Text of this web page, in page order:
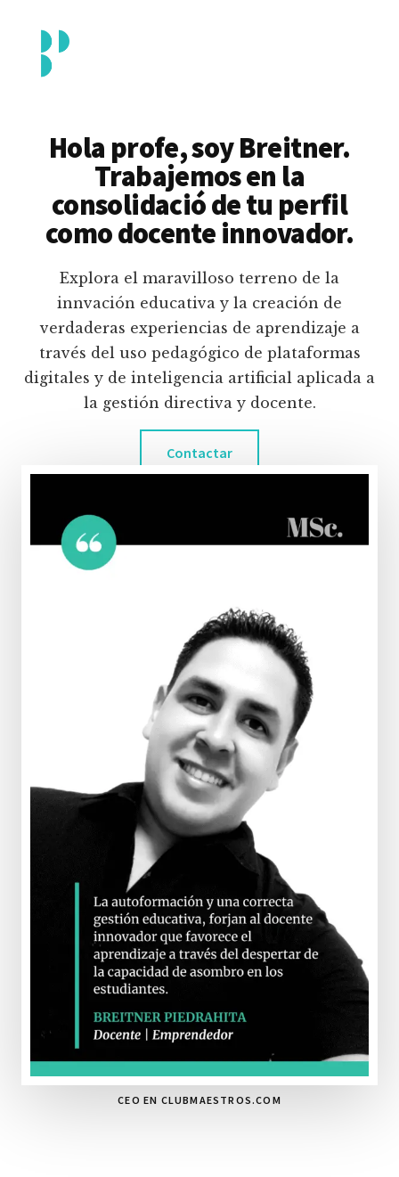
contenido
principal
menu
Piedrahita
docente
pedagógico
educativas
digitales
inteligencia
artificial.
Hola profe, soy Breitner.
Trabajemos en la
consolidació de tu perfil
como docente innovador.
Explora el maravilloso terreno de la
innvación educativa y la creación de
verdaderas experiencias de aprendizaje a
través del uso pedagógico de plataformas
digitales y de inteligencia artificial aplicada a
la gestión directiva y docente.
Contactar
CEO EN CLUBMAESTROS.COM